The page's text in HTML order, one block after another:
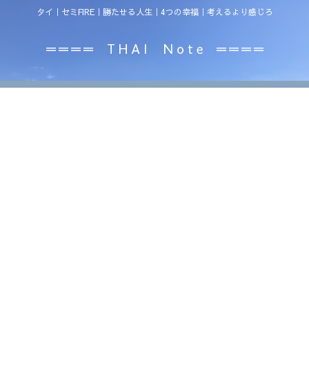
タイ｜セミFIRE｜勝たせる人生｜4つの幸福｜考えるより感じろ
＝＝＝＝ T H A I N o t e ＝＝＝＝